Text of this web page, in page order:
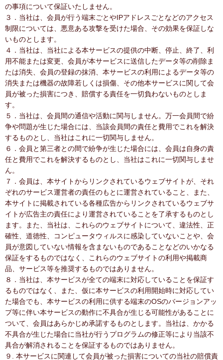
の事項について保証いたしません。
３．当社は、会員が行う端末ごとやIPアドレスごとなどのアクセス
制限については、悪意ある攻撃を受けた場合、その効果を保証しな
いものとします。
４．当社は、当社による本サービスの提供の中断、停止、終了、利
用不能または変更、会員が本サービスに送信したデータ等の削除ま
たは消失、会員の登録の抹消、本サービスの利用によるデータ等の
消失または機器の故障若しくは損傷、その他本サービスに関して会
員が被った損害につき、賠償する責任を一切負わないものとしま
す。
５．当社は、会員間の通信や活動に関与しません。万一会員間で紛
争や問題が生じた場合には、当該会員間の責任と費用でこれを解決
するものとし、当社はこれに一切関与しません。
６．会員と第三者との間で紛争が生じた場合には、会員は自身の責
任と費用でこれを解決するものとし、当社はこれに一切関与しませ
ん。
７．会員は、本サイトからリンクされているウェブサイトが、それ
ぞれのサービス運営者の責任のもとに運営されていること、また、
本サイトに掲載されている各種広告からリンクされているウェブサ
イトが広告主の責任により運営されていることを了承するものとし
ます。また、当社は、これらのウェブサイトについて、違法性、正
確性、道徳性、コンピュータウィルスに感染していないことや、会
員が意図していない情報を含まないものであることなどのいかなる
保証をするものではなく、これらのウェブサイトの利用や掲載商
品、サービス等を推奨するものではありません。
８．当社は、本サービスが全ての端末に対応していることを保証す
るものではなく、また、仮に本サービスの利用開始時に対応してい
た場合でも、本サービスの利用に供する端末のOSのバージョンアッ
プ等に伴い本サービスの動作に不具合が生じる可能性があることに
ついて、会員はあらかじめ承諾するものとします。当社は、かかる
不具合が生じた場合に当社が行うプログラムの修正等により当該不
具合が解消されることを保証するものではありません。
９. 本サービスに関連して会員が被った損害についての当社の賠償責